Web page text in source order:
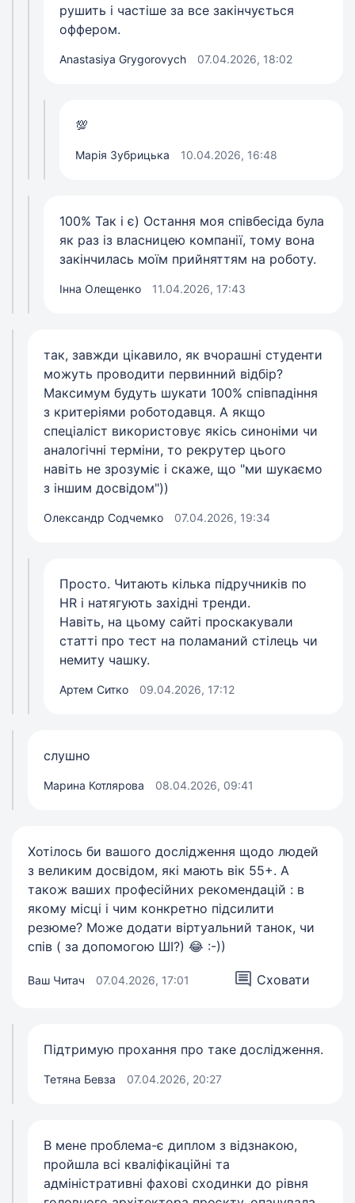
рушить і частіше за все закінчується
оффером.
Anastasiya Grygorovych 07.04.2026, 18:02
💯
Марія Зубрицька 10.04.2026, 16:48
100% Так і є) Остання моя співбесіда була
як раз із власницею компанії, тому вона
закінчилась моїм прийняттям на роботу.
Інна Олещенко 11.04.2026, 17:43
так, завжди цікавило, як вчорашні студенти
можуть проводити первинний відбір?
Максимум будуть шукати 100% співпадіння
з критеріями роботодавця. А якщо
спеціаліст використовує якісь синоніми чи
аналогічні терміни, то рекрутер цього
навіть не зрозуміє і скаже, що "ми шукаємо
з іншим досвідом"))
Олександр Содчемко 07.04.2026, 19:34
Просто. Читають кілька підручників по
HR і натягують західні тренди.
Навіть, на цьому сайті проскакували
статті про тест на поламаний стілець чи
немиту чашку.
Артем Ситко 09.04.2026, 17:12
слушно
Марина Котлярова 08.04.2026, 09:41
Хотілось би вашого дослідження щодо людей
з великим досвідом, які мають вік 55+. А
також ваших професійних рекомендацій : в
якому місці і чим конкретно підсилити
резюме? Може додати віртуальний танок, чи
спів ( за допомогою ШІ?) 😂 :-))
Ваш Читач 07.04.2026, 17:01 Сховати
Підтримую прохання про таке дослідження.
Тетяна Бевза 07.04.2026, 20:27
В мене проблема-є диплом з відзнакою,
пройшла всі кваліфікаційні та
адміністративні фахові сходинки до рівня